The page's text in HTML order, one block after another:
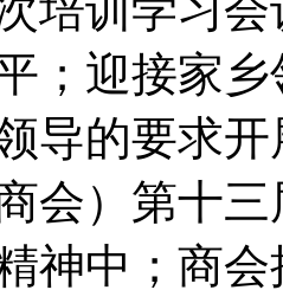
培训学习
；迎接家
导的要求
会）第十
神中；商